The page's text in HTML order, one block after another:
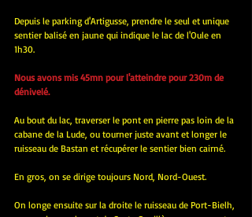
Depuis le parking d'Artigusse, prendre le seul et unique
sentier balisé en jaune qui indique le lac de l'Oule en
1h30.
Nous avons mis 45mn pour l'atteindre pour 230m de
dénivelé.
Au bout du lac, traverser le pont en pierre pas loin de la
cabane de la Lude, ou tourner juste avant et longer le
ruisseau de Bastan et récupérer le sentier bien cairné.
En gros, on se dirige toujours Nord, Nord-Ouest.
On longe ensuite sur la droite le ruisseau de Port-Bielh,